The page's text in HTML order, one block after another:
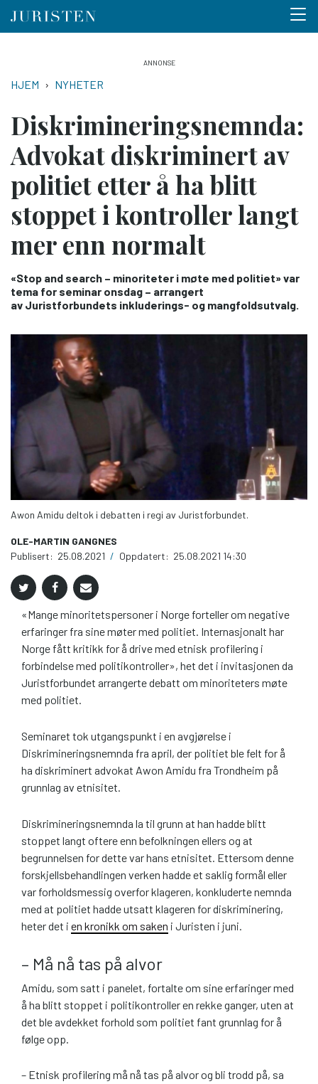
hovedinnhold
Menu
NAVIGASJONSSTI
HJEM NYHETER
Diskriminerings­nemnda:
Advokat diskriminert av
politiet etter å ha blitt
stoppet i kontroller langt
mer enn normalt
«Stop and search – minoriteter i møte med politiet» var
tema for seminar onsdag – arrangert
av Juristforbundets inkluderings- og mangfoldsutvalg.
Awon Amidu deltok i debatten i regi av Juristforbundet.
OLE-MARTIN GANGNES
Publisert: 25.08.2021 / Oppdatert: 25.08.2021 14:30
«Mange minoritetspersoner i Norge forteller om negative
erfaringer fra sine møter med politiet. Internasjonalt har
Norge fått kritikk for å drive med etnisk profilering i
forbindelse med politikontroller», het det i invitasjonen da
Juristforbundet arrangerte debatt om minoriteters møte
med politiet.
Seminaret tok utgangspunkt i en avgjørelse i
Diskrimineringsnemnda fra april, der politiet ble felt for å
ha diskriminert advokat Awon Amidu fra Trondheim på
grunnlag av etnisitet.
Diskrimineringsnemnda la til grunn at han hadde blitt
stoppet langt oftere enn befolkningen ellers og at
begrunnelsen for dette var hans etnisitet. Ettersom denne
forskjellsbehandlingen verken hadde et saklig formål eller
var forholdsmessig overfor klageren, konkluderte nemnda
med at politiet hadde utsatt klageren for diskriminering,
heter det i en kronikk om saken i Juristen i juni.
– Må nå tas på alvor
Amidu, som satt i panelet, fortalte om sine erfaringer med
å ha blitt stoppet i politikontroller en rekke ganger, uten at
det ble avdekket forhold som politiet fant grunnlag for å
følge opp.
– Etnisk profilering må nå tas på alvor og bli trodd på, sa